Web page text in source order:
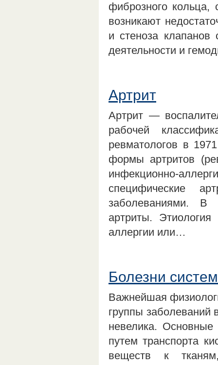
фиброзного
возникают
и стеноза клапанов
деятельности и
Артрит
Артрит —
рабочей
ревматологов в
формы артритов
инфекционно-
специфические
заболеваниями. В
артриты.
аллергии или…
Болезни
Важнейшая
группы заболеваний
невелика.
путем транспорта
веществ к